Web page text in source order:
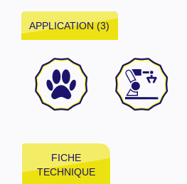
APPLICATION (3)
FICHE
TECHNIQUE